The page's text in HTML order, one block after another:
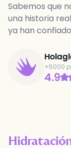
Sabemos que
una historia
ya han
+5000
4.9